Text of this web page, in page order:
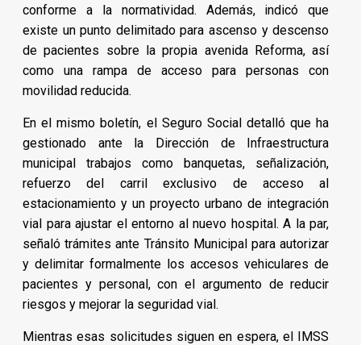
conforme a la normatividad. Además, indicó que
existe un punto delimitado para ascenso y descenso
de pacientes sobre la propia avenida Reforma, así
como una rampa de acceso para personas con
movilidad reducida.
En el mismo boletín, el Seguro Social detalló que ha
gestionado ante la Dirección de Infraestructura
municipal trabajos como banquetas, señalización,
refuerzo del carril exclusivo de acceso al
estacionamiento y un proyecto urbano de integración
vial para ajustar el entorno al nuevo hospital. A la par,
señaló trámites ante Tránsito Municipal para autorizar
y delimitar formalmente los accesos vehiculares de
pacientes y personal, con el argumento de reducir
riesgos y mejorar la seguridad vial.
Mientras esas solicitudes siguen en espera, el IMSS